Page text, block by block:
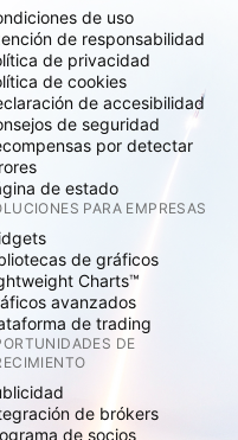
de uso
de responsabilidad
de privacidad
de cookies
de accesibilidad
de seguridad
por detectar
de estado
PARA EMPRESAS
de gráficos
Charts™
avanzados
de trading
DE
de brókers
de socios